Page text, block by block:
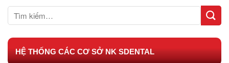
HỆ THỐNG CÁC CƠ SỞ NK SDENTAL